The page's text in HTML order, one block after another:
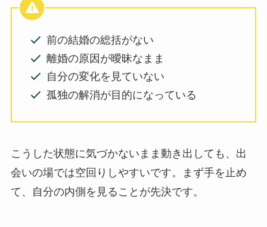
前の結婚の総括がない
離婚の原因が曖昧なまま
自分の変化を見ていない
孤独の解消が目的になっている
こうした状態に気づかないまま動き出しても、出
会いの場では空回りしやすいです。まず手を止め
て、自分の内側を見ることが先決です。